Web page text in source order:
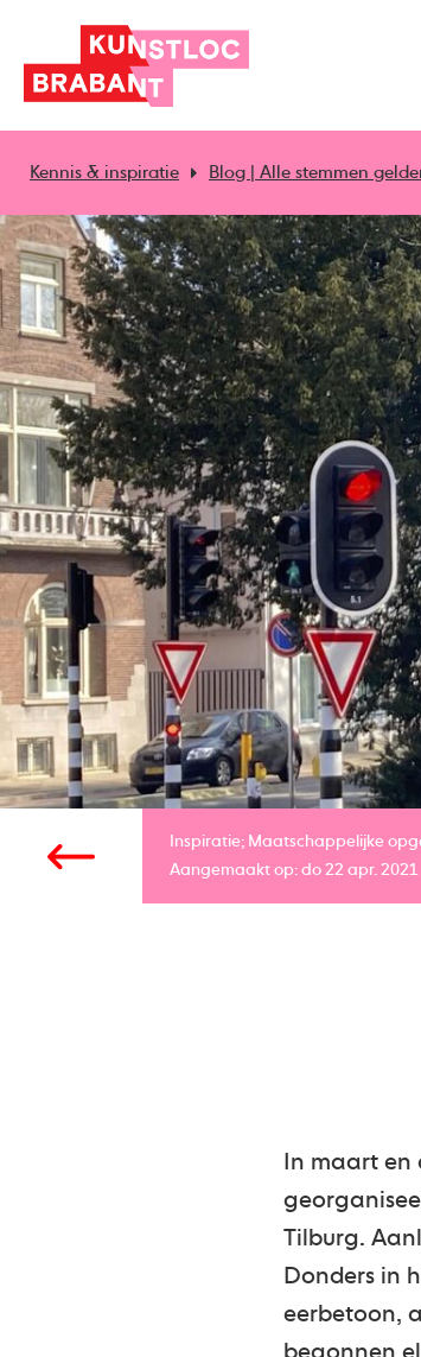
Kennis & inspiratie Blog | Alle stemmen
Inspiratie; Maatschappelijke
Aangemaakt op: do 22 apr. 2021
In maart en
Tilburg.
Donders in
eerbetoon,